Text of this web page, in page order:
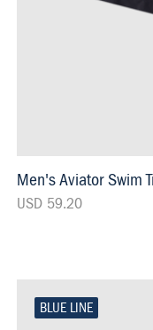
Men's Aviator Swim
USD 59.20
BLUE LINE